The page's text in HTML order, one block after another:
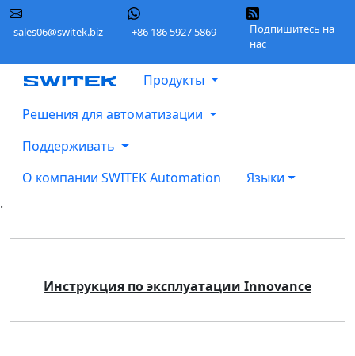
sales06@switek.biz +86 186 5927 5869
Подпишитесь на
нас
Продукты
Решения для автоматизации
Поддерживать
О компании SWITEK Automation
Языки
.
Инструкция по эксплуатации Innovance